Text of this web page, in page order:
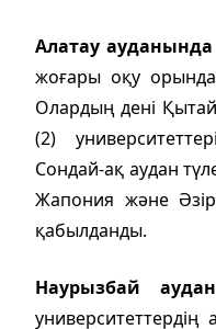
Алатау ауданында
жоғары оқу
Олардың дені
(2)
Сондай-ақ аудан
Жапония және
қабылданды.
Наурызбай
университеттердің